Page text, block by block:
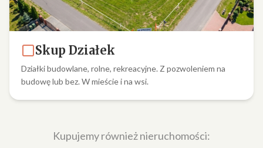
Skup Działek
Działki budowlane, rolne, rekreacyjne. Z pozwoleniem na
budowę lub bez. W mieście i na wsi.
Kupujemy również nieruchomości: